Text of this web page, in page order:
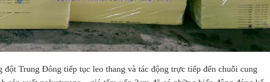
đột Trung Đông tiếp tục leo thang và tác động trực tiếp đến chuỗi cung